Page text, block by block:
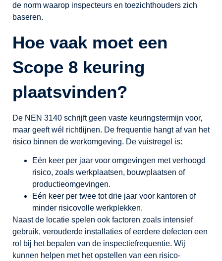
de norm waarop inspecteurs en toezichthouders zich
baseren.
Hoe vaak moet een
Scope 8 keuring
plaatsvinden?
De NEN 3140 schrijft geen vaste keuringstermijn voor,
maar geeft wél richtlijnen. De frequentie hangt af van het
risico binnen de werkomgeving. De vuistregel is:
Eén keer per jaar voor omgevingen met verhoogd
risico, zoals werkplaatsen, bouwplaatsen of
productieomgevingen.
Eén keer per twee tot drie jaar voor kantoren of
minder risicovolle werkplekken.
Naast de locatie spelen ook factoren zoals intensief
gebruik, verouderde installaties of eerdere defecten een
rol bij het bepalen van de inspectiefrequentie. Wij
kunnen helpen met het opstellen van een risico-